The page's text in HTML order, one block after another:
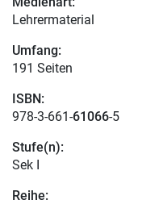
Lehrermaterial
Umfang:
191 Seiten
ISBN:
978-3-661-61066-5
Stufe(n):
Sek I
Reihe: